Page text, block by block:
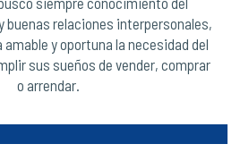
buenas relaciones interpersonales,
y oportuna la necesidad del
sus sueños de vender, comprar
o arrendar.